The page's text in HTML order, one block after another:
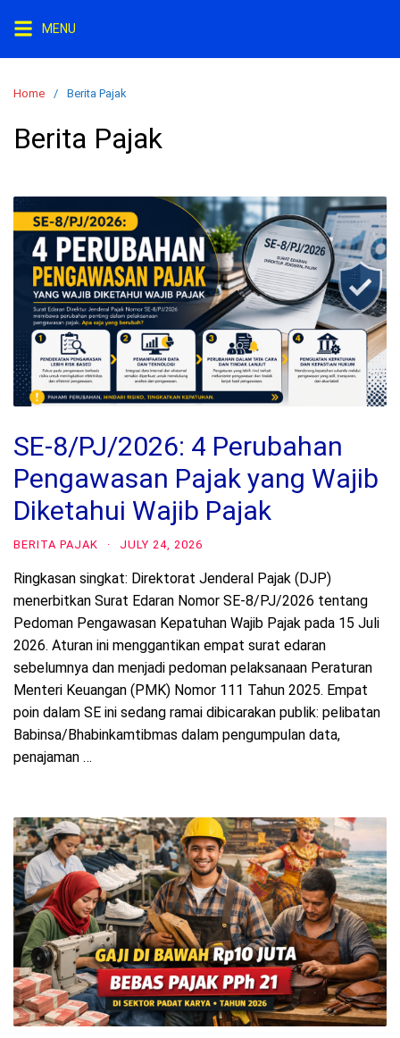
content
MENU
Home Berita Pajak
Berita Pajak
SE-8/PJ/2026: 4 Perubahan
Pengawasan Pajak yang Wajib
Diketahui Wajib Pajak
BERITA PAJAK · JULY 24, 2026
Ringkasan singkat: Direktorat Jenderal Pajak (DJP)
menerbitkan Surat Edaran Nomor SE-8/PJ/2026 tentang
Pedoman Pengawasan Kepatuhan Wajib Pajak pada 15 Juli
2026. Aturan ini menggantikan empat surat edaran
sebelumnya dan menjadi pedoman pelaksanaan Peraturan
Menteri Keuangan (PMK) Nomor 111 Tahun 2025. Empat
poin dalam SE ini sedang ramai dibicarakan publik: pelibatan
Babinsa/Bhabinkamtibmas dalam pengumpulan data,
penajaman …